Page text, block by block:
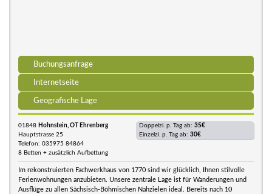
Buchungsanfrage
Internetseite
Geografische Lage
01848 Hohnstein, OT Ehrenberg
Hauptstrasse 25
Telefon: 035975 84864
8 Betten + zusätzlich Aufbettung
Doppelzi. p. Tag ab: 35€
Einzelzi. p. Tag ab: 30€
Im rekonstruierten Fachwerkhaus von 1770 sind wir glücklich, Ihnen stilvolle
Ferienwohnungen anzubieten. Unsere zentrale Lage ist für Wanderungen und
Ausflüge zu allen Sächsisch-Böhmischen Nahzielen ideal. Bereits nach 10